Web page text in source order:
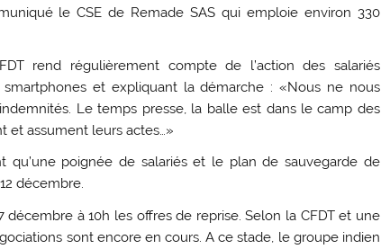
le CSE de Remade SAS qui emploie environ 330
rend régulièrement compte de l’action des salariés
et expliquant la démarche : «Nous ne nous
Le temps presse, la balle est dans le camp des
et assument leurs actes…»
poignée de salariés et le plan de sauvegarde de
décembre.
à 10h les offres de reprise. Selon la CFDT et une
sont encore en cours. A ce stade, le groupe indien